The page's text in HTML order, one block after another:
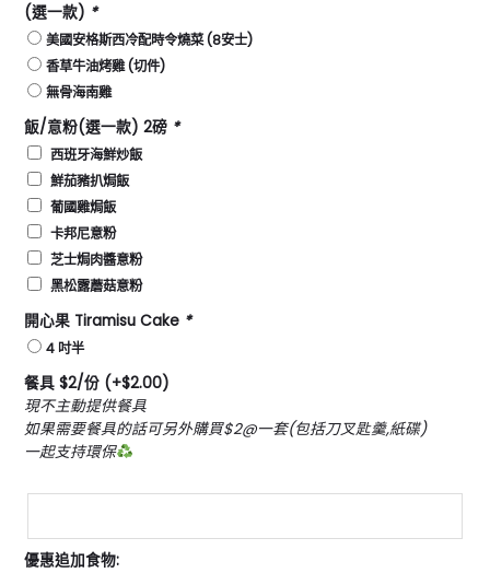
(選一款) *
美國安格斯西冷配時令燒菜 (8安⼠)
⾹草⽜油烤雞 (切件)
無⻣海南雞
飯/意粉(選一款) 2磅 *
西班⽛海鮮炒飯
鮮茄豬扒焗飯
葡國雞焗飯
卡邦尼意粉
芝⼠焗⾁醬意粉
⿊松露蘑菇意粉
開⼼果 Tiramisu Cake *
4 吋半
餐具 $2/份 (+$2.00)
現不主動提供餐具
如果需要餐具的話可另外購買$2@一套(包括刀叉匙羹,紙碟)
一起支持環保
優惠追加食物: